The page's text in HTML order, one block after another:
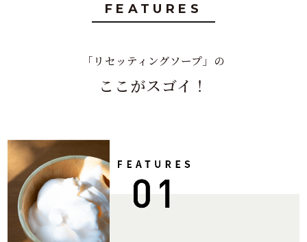
FEATURES
「リセッティングソープ」の
ここがスゴイ！